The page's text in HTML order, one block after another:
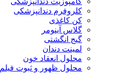
کلروفرم دندانپزشکی
کن کاغذی
گلاس آینومر
گیج انگشتی
لمینت دندان
محلول انعقاد خون
محلول ظهور و ثبوت فیلم